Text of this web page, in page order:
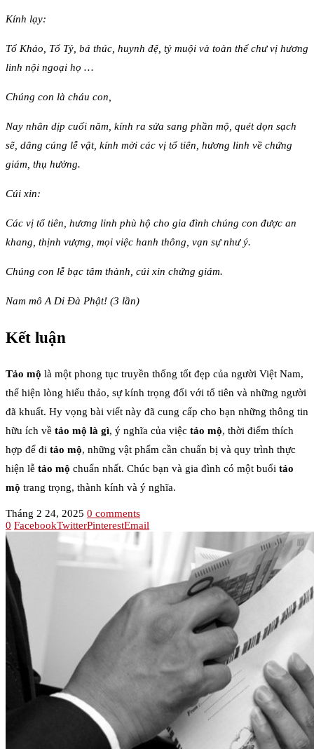
Kính lạy:
Tổ Khảo, Tổ Tỷ, bá thúc, huynh đệ, tỷ muội và toàn thể chư vị hương
linh nội ngoại họ …
Chúng con là cháu con,
Nay nhân dịp cuối năm, kính ra sửa sang phần mộ, quét dọn sạch
sẽ, dâng cúng lễ vật, kính mời các vị tổ tiên, hương linh về chứng
giám, thụ hưởng.
Cúi xin:
Các vị tổ tiên, hương linh phù hộ cho gia đình chúng con được an
khang, thịnh vượng, mọi việc hanh thông, vạn sự như ý.
Chúng con lễ bạc tâm thành, cúi xin chứng giám.
Nam mô A Di Đà Phật! (3 lần)
Kết luận
Tảo mộ là một phong tục truyền thống tốt đẹp của người Việt Nam,
thể hiện lòng hiếu thảo, sự kính trọng đối với tổ tiên và những người
đã khuất. Hy vọng bài viết này đã cung cấp cho bạn những thông tin
hữu ích về tảo mộ là gì, ý nghĩa của việc tảo mộ, thời điểm thích
hợp để đi tảo mộ, những vật phẩm cần chuẩn bị và quy trình thực
hiện lễ tảo mộ chuẩn nhất. Chúc bạn và gia đình có một buổi tảo
mộ trang trọng, thành kính và ý nghĩa.
Tháng 2 24, 2025 0 comments
0 FacebookTwitterPinterestEmail